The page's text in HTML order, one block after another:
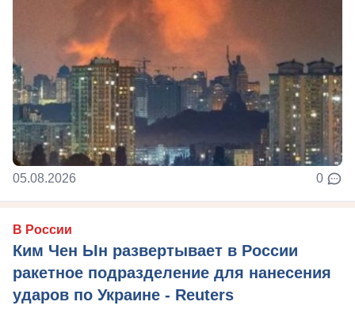
05.08.2026 0
В России
Ким Чен Ын развертывает в России
ракетное подразделение для нанесения
ударов по Украине - Reuters